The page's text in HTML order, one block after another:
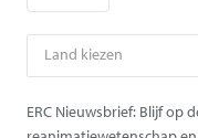
Land kiezen
ERC Nieuwsbrief: Blijf